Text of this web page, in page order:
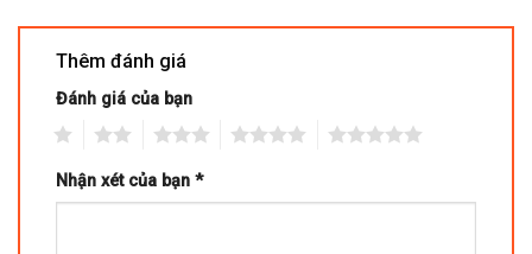
Thêm đánh giá
Đánh giá của bạn
Nhận xét của bạn *